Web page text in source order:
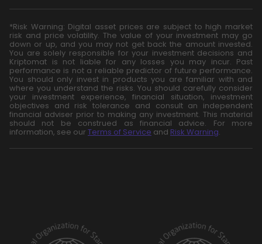
*Risk Warning: Digital asset prices are subject to high market
risk and price volatility. The value of your investment may go
down or up, and you may not get back the amount invested.
You are solely responsible for your investment decisions and
Kriptomat is not liable for any losses you may incur. Past
performance is not a reliable predictor of future performance.
You should only invest in products you are familiar with and
where you understand the risks. You should carefully consider
your investment experience, financial situation, investment
objectives and risk tolerance and consult an independent
financial adviser prior to making any investment. This material
should not be construed as financial advice. For more
information, see our Terms of Service and Risk Warning.